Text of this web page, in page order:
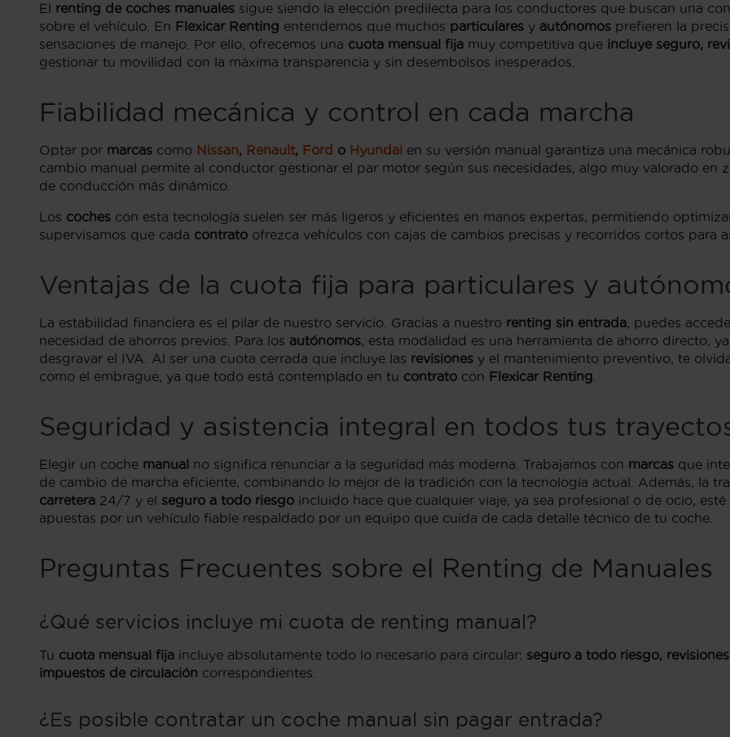
El renting de coches manuales sigue siendo la elección predilecta para los conductores que buscan una
sobre el vehículo. En Flexicar Renting entendemos que muchos particulares y autónomos prefieren la
sensaciones de manejo. Por ello, ofrecemos una cuota mensual fija muy competitiva que incluye seguro,
gestionar tu movilidad con la máxima transparencia y sin desembolsos inesperados.
Fiabilidad mecánica y control en cada marcha
Optar por marcas como Nissan, Renault, Ford o Hyundai en su versión manual garantiza una mecánica
cambio manual permite al conductor gestionar el par motor según sus necesidades, algo muy valorado en
de conducción más dinámico.
Los coches con esta tecnología suelen ser más ligeros y eficientes en manos expertas, permitiendo
supervisamos que cada contrato ofrezca vehículos con cajas de cambios precisas y recorridos cortos para
Ventajas de la cuota fija para particulares y
La estabilidad financiera es el pilar de nuestro servicio. Gracias a nuestro renting sin entrada, puedes
necesidad de ahorros previos. Para los autónomos, esta modalidad es una herramienta de ahorro directo,
desgravar el IVA. Al ser una cuota cerrada que incluye las revisiones y el mantenimiento preventivo, te
como el embrague, ya que todo está contemplado en tu contrato con Flexicar Renting
Seguridad y asistencia integral en todos tus
Elegir un coche manual no significa renunciar a la seguridad más moderna. Trabajamos con marcas que
de cambio de marcha eficiente, combinando lo mejor de la tradición con la tecnología actual. Además, la
carretera 24/7 y el seguro a todo riesgo incluido hace que cualquier viaje, ya sea profesional o de ocio,
apuestas por un vehículo fiable respaldado por un equipo que cuida de cada detalle técnico de tu coche.
Preguntas Frecuentes sobre el Renting de Manuales
¿Qué servicios incluye mi cuota de renting manual?
Tu cuota mensual fija incluye absolutamente todo lo necesario para circular: seguro a todo riesgo,
impuestos de circulación correspondientes.
¿Es posible contratar un coche manual sin pagar entrada?